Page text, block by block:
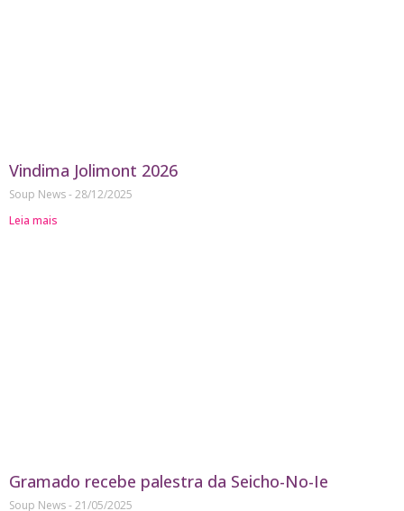
Vindima Jolimont 2026
Soup News 28/12/2025
Leia mais
Gramado recebe palestra da Seicho-No-Ie
Soup News 21/05/2025